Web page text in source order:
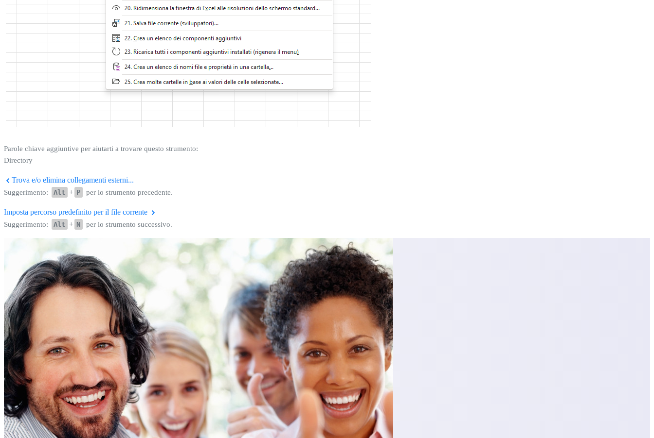
Parole chiave aggiuntive per aiutarti a trovare questo strumento:
Directory
Trova e/o elimina collegamenti esterni...
Suggerimento: Alt + P per lo strumento precedente.
Imposta percorso predefinito per il file corrente
Suggerimento: Alt + N per lo strumento successivo.